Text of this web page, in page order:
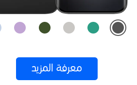
معرفة المزيد